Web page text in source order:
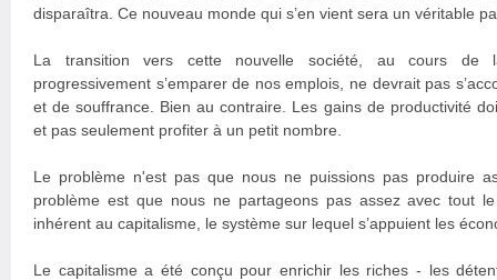
disparaîtra. Ce nouveau monde qui s’en vient sera un véritable
La transition vers cette nouvelle société, au cours de
progressivement s’emparer de nos emplois, ne devrait pas
et de souffrance. Bien au contraire. Les gains de productivité
et pas seulement profiter à un petit nombre.
Le problème n'est pas que nous ne puissions pas produire
problème est que nous ne partageons pas assez avec tout
inhérent au capitalisme, le système sur lequel s’appuient les
Le capitalisme a été conçu pour enrichir les riches - les